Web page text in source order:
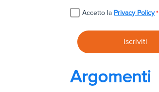
Accetto la Privacy Policy*
Argomenti